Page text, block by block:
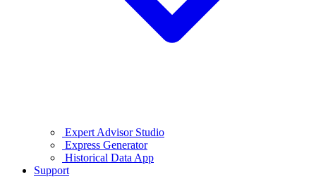
Expert Advisor Studio
Express Generator
Historical Data App
Support